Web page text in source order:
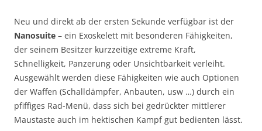
Neu und direkt ab der ersten Sekunde verfügbar ist der
Nanosuite – ein Exoskelett mit besonderen Fähigkeiten,
der seinem Besitzer kurzzeitige extreme Kraft,
Schnelligkeit, Panzerung oder Unsichtbarkeit verleiht.
Ausgewählt werden diese Fähigkeiten wie auch Optionen
der Waffen (Schalldämpfer, Anbauten, usw …) durch ein
pfiffiges Rad-Menü, dass sich bei gedrückter mittlerer
Maustaste auch im hektischen Kampf gut bedienten lässt.